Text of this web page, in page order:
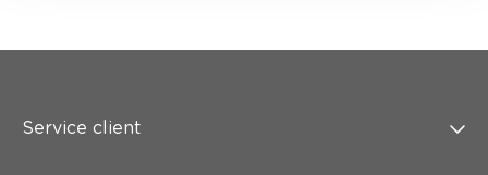
Service client